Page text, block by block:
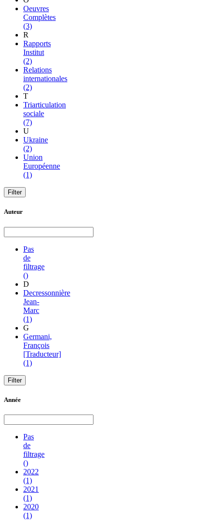
Oeuvres
Complètes
(3)
R
Rapports
Institut
(2)
Relations
internationales
(2)
T
Triarticulation
sociale
(7)
U
Ukraine
(2)
Union
Européenne
(1)
Auteur
Pas
de
filtrage
()
D
Decressonnière
Jean-
Marc
(1)
G
Germani,
François
[Traducteur]
(1)
Année
Pas
de
filtrage
()
2022
(1)
2021
(1)
2020
(1)